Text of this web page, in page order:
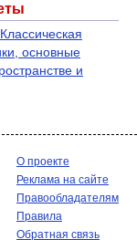
основные
и
О проекте
Реклама на сайте
Правообладателям
Правила
Обратная связь